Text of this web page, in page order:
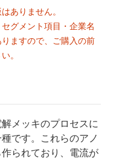
ありません。
グメント項目・企業名
ますので、ご購入の前
。
メッキのプロセスに
です。これらのアノ
られており、電流が